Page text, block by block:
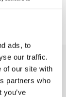
ads, to
our traffic.
of our site with
partners who